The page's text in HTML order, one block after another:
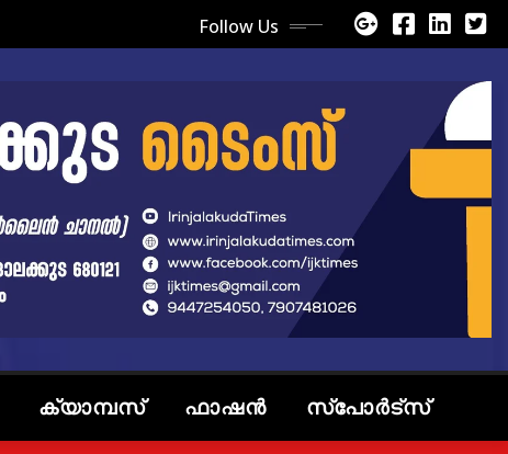
Follow Us
ക്യാമ്പസ് ഫാഷൻ സ്പോർട്സ്